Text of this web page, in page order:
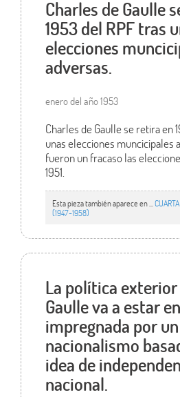
Charles de Gaulle
1953 del RPF tras
elecciones
adversas.
enero del año 1953
Charles de Gaulle se retira en
unas elecciones muncicipales
fueron un fracaso las
1951.
Esta pieza también aparece en ...
(1947-1958)
La política exterior
Gaulle va a estar
impregnada por
nacionalismo
idea de
nacional.